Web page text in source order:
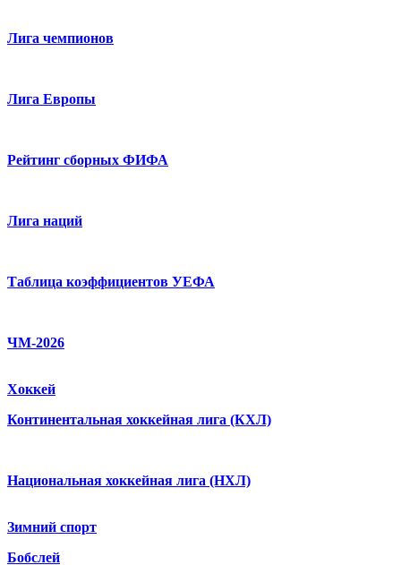
Лига чемпионов
Лига Европы
Рейтинг сборных ФИФА
Лига наций
Таблица коэффициентов УЕФА
ЧМ-2026
Хоккей
Континентальная хоккейная лига (КХЛ)
Национальная хоккейная лига (НХЛ)
Зимний спорт
Бобслей